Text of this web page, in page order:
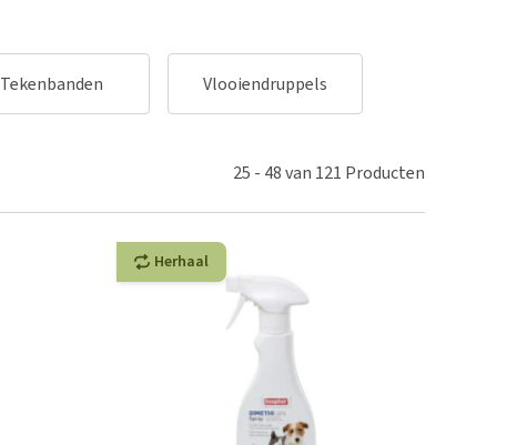
Tekenbanden Vlooiendruppels
25 - 48van 121 Producten
Herhaal